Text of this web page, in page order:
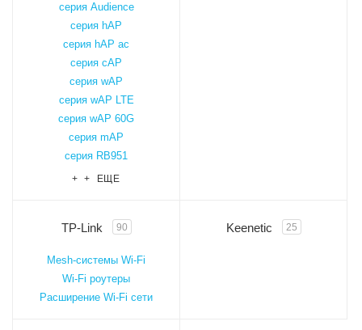
серия Audience
серия hAP
серия hAP ac
серия cAP
серия wAP
серия wAP LTE
серия wAP 60G
серия mAP
серия RB951
+ + ЕЩЕ
TP-Link 90
Mesh-системы Wi-Fi
Wi-Fi роутеры
Расширение Wi-Fi сети
Keenetic 25